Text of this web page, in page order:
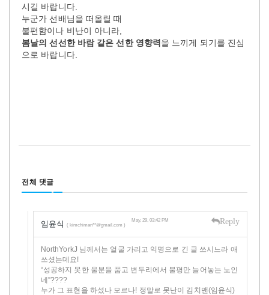
시길 바랍니다.
누군가 선배님을 떠올릴 때
불편함이나 비난이 아니라,
봄날의 선선한 바람 같은 선한 영향력을 느끼게 되기를 진심
으로 바랍니다.
전체 댓글
임윤식 ( kimchiman**@gmail.com )
May, 29, 03:42 PM Reply
NorthYorkJ 님께서는 얼굴 가리고 익명으로 긴 글 쓰시느라 애
쓰셨는데요!
“성공하지 못한 울분을 품고 변두리에서 불평만 늘어놓는 노인
네”????
누가 그 표현을 하셨나 모르나! 정말로 못난이 김치맨(임윤식)